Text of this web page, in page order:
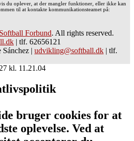
du oplever, at der mangler funktioner, eller ikke kan
til at kontakte kommunikationsteamet på:
Forbund. All rights reserved.
| tlf. 62656121
| udvikling@softball.dk | tlf.
bruger cookies for at
oplevelse. Ved at